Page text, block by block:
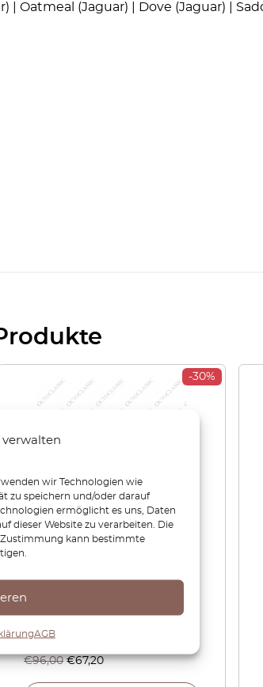
wir Technologien wie
zu speichern und/oder darauf
ermöglicht es uns, Daten
dieser Website zu verarbeiten. Die
kann bestimmte
AGB
| Oatmeal (Jaguar) | Dove (Jaguar) |
-30%
€96,00 €67,20